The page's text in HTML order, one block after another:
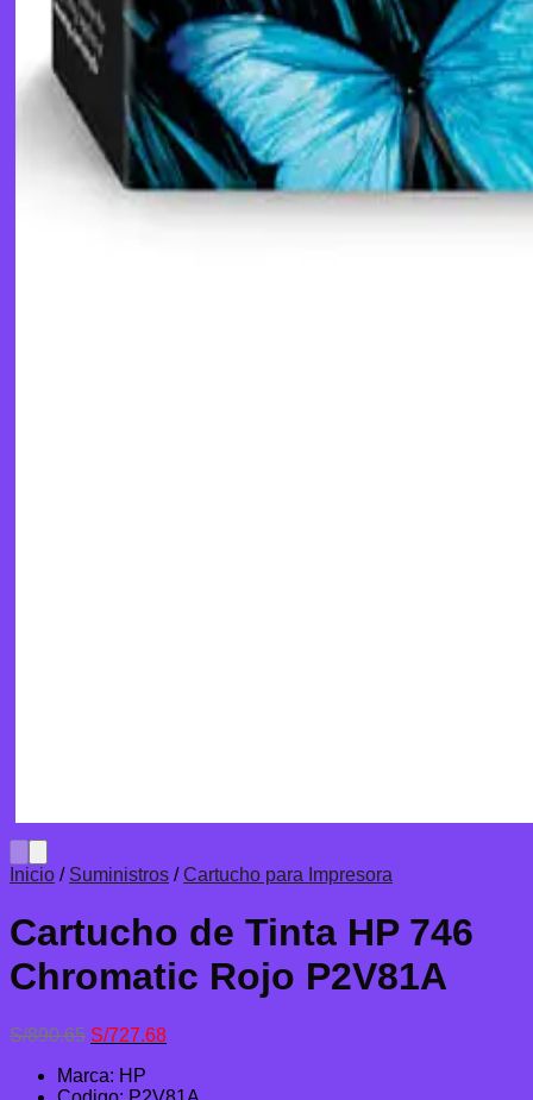
Inicio / Suministros / Cartucho para Impresora
Cartucho de Tinta HP 746
Chromatic Rojo P2V81A
S/890.65 El
original
S/727.68El
Marca: HP